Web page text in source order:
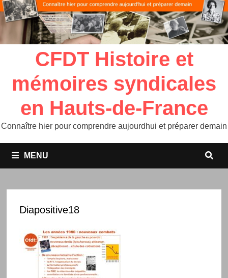
CFDT Histoire et
mémoires syndicales
en Hauts-de-France
Connaître hier pour comprendre aujourdhui et préparer demain
MENU
Diapositive18